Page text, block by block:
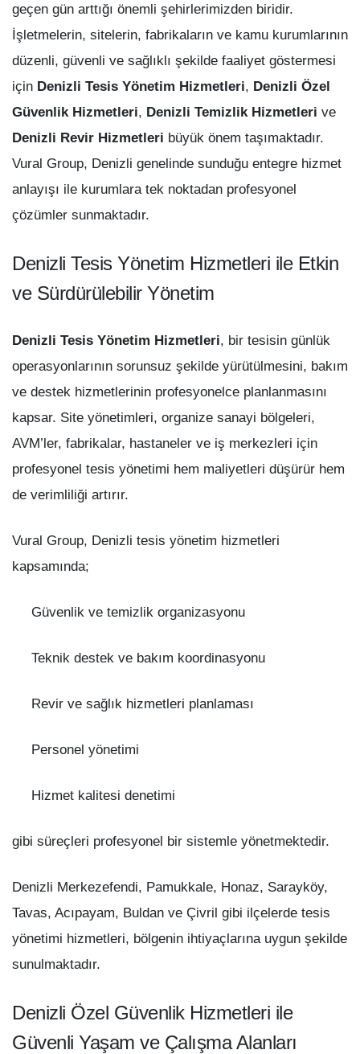
geçen gün arttığı önemli şehirlerimizden biridir.
İşletmelerin, sitelerin, fabrikaların ve kamu kurumlarının
düzenli, güvenli ve sağlıklı şekilde faaliyet göstermesi
için Denizli Tesis Yönetim Hizmetleri, Denizli Özel
Güvenlik Hizmetleri, Denizli Temizlik Hizmetleri ve
Denizli Revir Hizmetleri büyük önem taşımaktadır.
Vural Group, Denizli genelinde sunduğu entegre hizmet
anlayışı ile kurumlara tek noktadan profesyonel
çözümler sunmaktadır.
Denizli Tesis Yönetim Hizmetleri ile Etkin
ve Sürdürülebilir Yönetim
Denizli Tesis Yönetim Hizmetleri, bir tesisin günlük
operasyonlarının sorunsuz şekilde yürütülmesini, bakım
ve destek hizmetlerinin profesyonelce planlanmasını
kapsar. Site yönetimleri, organize sanayi bölgeleri,
AVM’ler, fabrikalar, hastaneler ve iş merkezleri için
profesyonel tesis yönetimi hem maliyetleri düşürür hem
de verimliliği artırır.
Vural Group, Denizli tesis yönetim hizmetleri
kapsamında;
Güvenlik ve temizlik organizasyonu
Teknik destek ve bakım koordinasyonu
Revir ve sağlık hizmetleri planlaması
Personel yönetimi
Hizmet kalitesi denetimi
gibi süreçleri profesyonel bir sistemle yönetmektedir.
Denizli Merkezefendi, Pamukkale, Honaz, Sarayköy,
Tavas, Acıpayam, Buldan ve Çivril gibi ilçelerde tesis
yönetimi hizmetleri, bölgenin ihtiyaçlarına uygun şekilde
sunulmaktadır.
Denizli Özel Güvenlik Hizmetleri ile
Güvenli Yaşam ve Çalışma Alanları